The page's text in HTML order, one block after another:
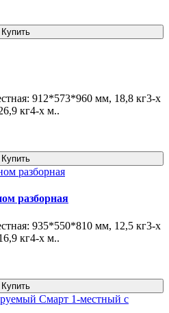
Купить
912*573*960 мм, 18,8 кг3-х
кг4-х м..
Купить
разборная
935*550*810 мм, 12,5 кг3-х
кг4-х м..
Купить